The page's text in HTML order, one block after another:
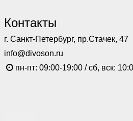
Контакты
г. Санкт-Петербург, пр.Стачек, 47
info@divoson.ru
пн-пт: 09:00-19:00 / сб, вск: